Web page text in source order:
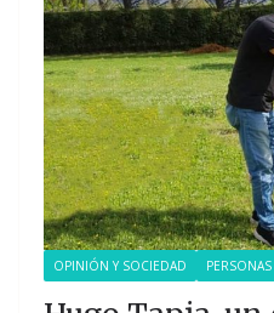
OPINIÓN Y SOCIEDAD PERSONAS